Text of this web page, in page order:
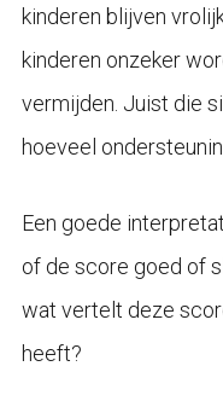
kinderen blijven
kinderen onzeker
vermijden. Juist die
hoeveel
Een goede
of de score goed of
wat vertelt deze
heeft?